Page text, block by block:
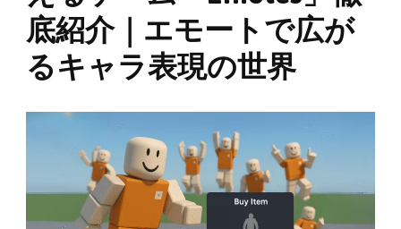
底紹介｜エモートで広が
るキャラ表現の世界